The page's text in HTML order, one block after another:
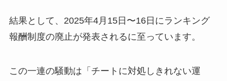
結果として、2025年4月15日〜16日にランキング
報酬制度の廃止が発表されるに至っています。
この一連の騒動は「チートに対処しきれない運